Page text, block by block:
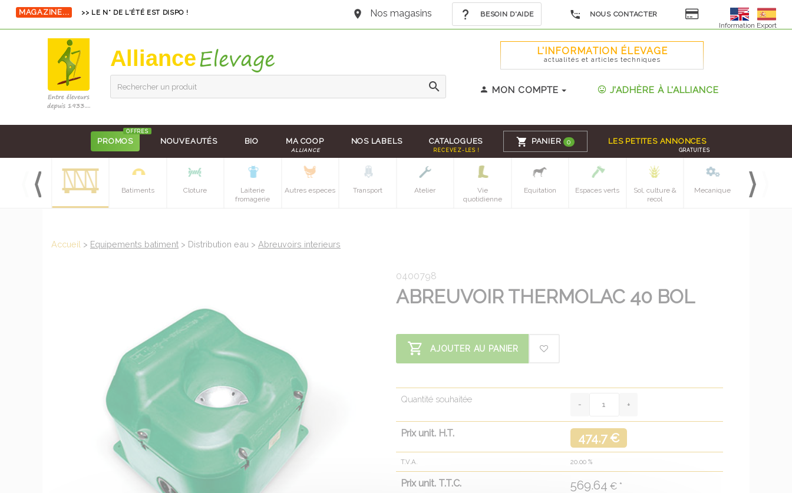
MAGAZINE... >> LE N° DE L'ÉTÉ EST DISPO ! Nos magasins BESOIN D'AIDE
NOUS CONTACTER
Information Export
Alliance
Rechercher un produit
L'INFORMATION ÉLEVAGE
actualités et articles techniques
MON COMPTE J'ADHÈRE À L'ALLIANCE
PROMOS
OFFRES
NOUVEAUTÉS BIO MA COOP
ALLIANCE
NOS LABELS CATALOGUES
RECEVEZ-LES !
PANIER 0 LES PETITES ANNONCES
GRATUITES
Hygiene et
Batiments Cloture
Laiterie
fromagerie
Autres especes Transport Atelier
Vie
quotidienne
Equitation Espaces verts
Sol, culture &
recol
Mecanique
Accueil > Equipements batiment > Distribution eau > Abreuvoirs interieurs
0400798
ABREUVOIR THERMOLAC 40 BOL
AJOUTER AU PANIER
Quantité souhaitée
Prix unit. H.T. 474.7 €
T.V.A. 20.00 %
Prix unit. T.T.C. 569.64 € *